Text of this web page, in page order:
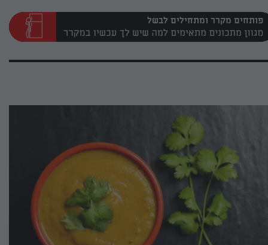
פותחים מקרר ומתחילים לבשל